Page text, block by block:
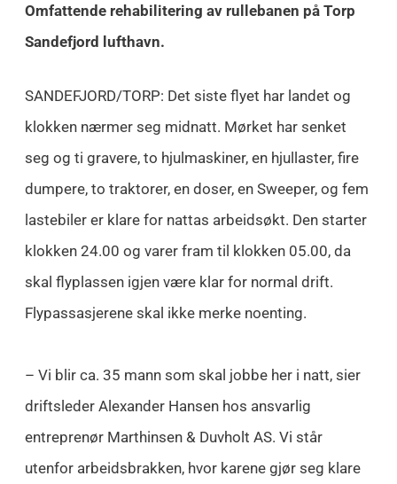
Omfattende rehabilitering av rullebanen på Torp
Sandefjord lufthavn.
SANDEFJORD/TORP: Det siste flyet har landet og
klokken nærmer seg midnatt. Mørket har senket
seg og ti gravere, to hjulmaskiner, en hjullaster, fire
dumpere, to traktorer, en doser, en Sweeper, og fem
lastebiler er klare for nattas arbeidsøkt. Den starter
klokken 24.00 og varer fram til klokken 05.00, da
skal flyplassen igjen være klar for normal drift.
Flypassasjerene skal ikke merke noenting.
– Vi blir ca. 35 mann som skal jobbe her i natt, sier
driftsleder Alexander Hansen hos ansvarlig
entreprenør Marthinsen & Duvholt AS. Vi står
utenfor arbeidsbrakken, hvor karene gjør seg klare